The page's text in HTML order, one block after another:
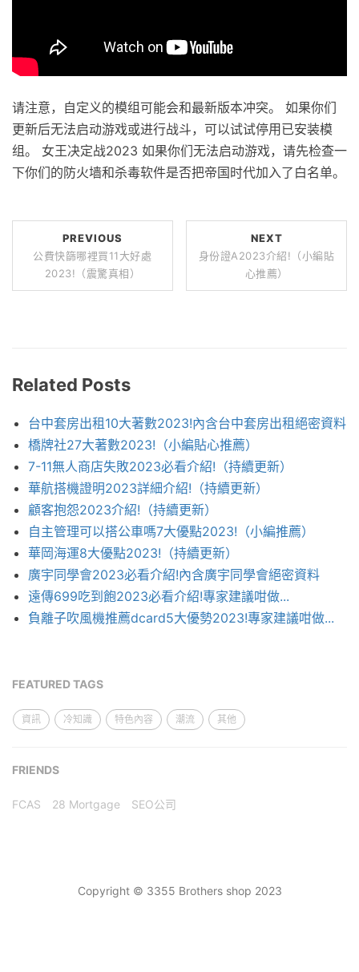
请注意，自定义的模组可能会和最新版本冲突。 如果你们
更新后无法启动游戏或进行战斗，可以试试停用已安装模
组。 女王决定战2023 如果你们无法启动游戏，请先检查一
下你们的防火墙和杀毒软件是否把帝国时代加入了白名单。
PREVIOUS
公費快篩哪裡買11大好處
2023!（震驚真相）
NEXT
身份證A2023介紹!（小編貼
心推薦）
Related Posts
台中套房出租10大著數2023!內含台中套房出租絕密資料
橋牌社27大著數2023!（小編貼心推薦）
7-11無人商店失敗2023必看介紹!（持續更新）
華航搭機證明2023詳細介紹!（持續更新）
顧客抱怨2023介紹!（持續更新）
自主管理可以搭公車嗎7大優點2023!（小編推薦）
華岡海運8大優點2023!（持續更新）
廣宇同學會2023必看介紹!內含廣宇同學會絕密資料
遠傳699吃到飽2023必看介紹!專家建議咁做...
負離子吹風機推薦dcard5大優勢2023!專家建議咁做...
FEATURED TAGS
資訊 冷知識 特色內容 潮流 其他
FRIENDS
FCAS 28 Mortgage SEO公司
Copyright © 3355 Brothers shop 2023